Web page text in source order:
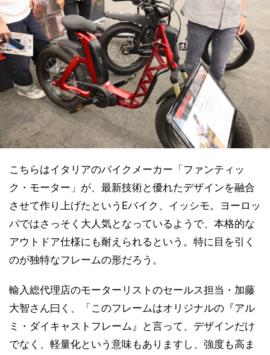
こちらはイタリアのバイクメーカー「ファンティッ
ク・モーター」が、最新技術と優れたデザインを融合
させて作り上げたというEバイク、イッシモ。ヨーロッ
パではさっそく大人気となっているようで、本格的な
アウトドア仕様にも耐えられるという。特に目を引く
のが独特なフレームの形だろう。
輸入総代理店のモーターリストのセールス担当・加藤
大智さん曰く、「このフレームはオリジナルの『アル
ミ・ダイキャストフレーム』と言って、デザインだけ
でなく、軽量化という意味もありますし、強度も高ま